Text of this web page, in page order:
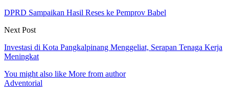
DPRD Sampaikan Hasil Reses ke Pemprov Babel
Next Post
Investasi di Kota Pangkalpinang Menggeliat, Serapan Tenaga Kerja
Meningkat
You might also like More from author
Adventorial